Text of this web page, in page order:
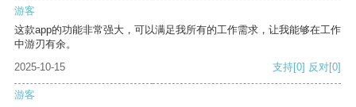
游客
这款app的功能非常强大，可以满足我所有的工作需求，让我能够在工作
中游刃有余。
2025-10-15
支持[0] 反对[0]
游客